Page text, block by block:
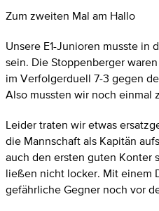
Zum zweiten Mal am Hallo
Unsere E1-Junioren musste
sein. Die Stoppenberger
im Verfolgerduell 7-3 gegen
Also mussten wir noch einmal
Leider traten wir etwas
die Mannschaft als Kapitän
auch den ersten guten Konter
ließen nicht locker. Mit einem
gefährliche Gegner noch vor